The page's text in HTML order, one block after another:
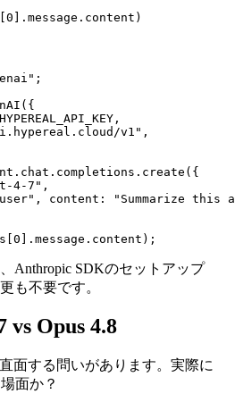
v1",
4-7",
content: "Summarize this
Anthropic SDKのセットアップ
も不要です。
vs Opus 4.8
面する問いがあります。実際に
面か？